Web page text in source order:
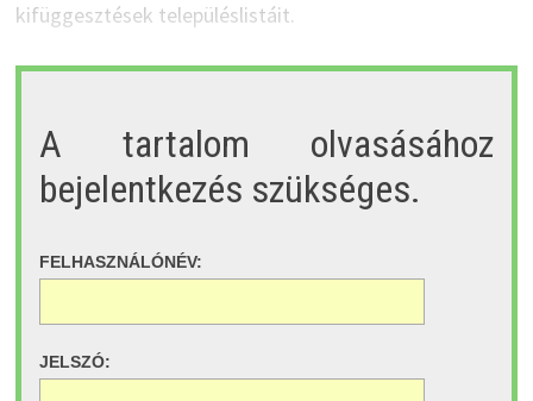
kifüggesztések településlistáit.
A tartalom olvasásához
bejelentkezés szükséges.
FELHASZNÁLÓNÉV:
JELSZÓ: